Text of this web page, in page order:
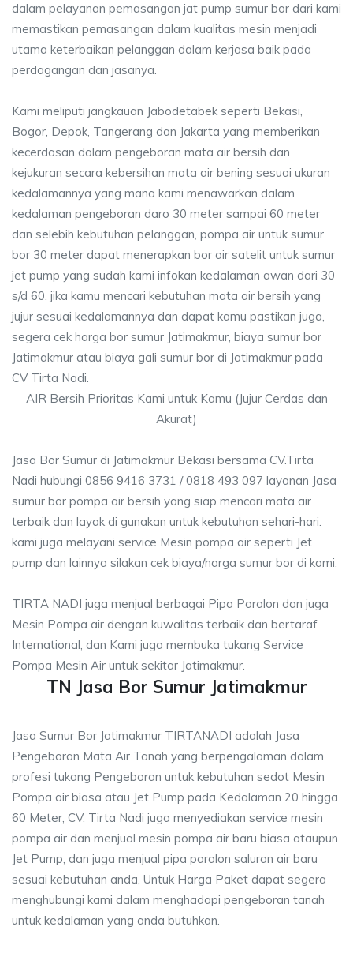
dalam pelayanan pemasangan jat pump sumur bor dari kami
memastikan pemasangan dalam kualitas mesin menjadi
utama keterbaikan pelanggan dalam kerjasa baik pada
perdagangan dan jasanya.
Kami meliputi jangkauan Jabodetabek seperti Bekasi,
Bogor, Depok, Tangerang dan Jakarta yang memberikan
kecerdasan dalam pengeboran mata air bersih dan
kejukuran secara kebersihan mata air bening sesuai ukuran
kedalamannya yang mana kami menawarkan dalam
kedalaman pengeboran daro 30 meter sampai 60 meter
dan selebih kebutuhan pelanggan, pompa air untuk sumur
bor 30 meter dapat menerapkan bor air satelit untuk sumur
jet pump yang sudah kami infokan kedalaman awan dari 30
s/d 60. jika kamu mencari kebutuhan mata air bersih yang
jujur sesuai kedalamannya dan dapat kamu pastikan juga,
segera cek harga bor sumur Jatimakmur, biaya sumur bor
Jatimakmur atau biaya gali sumur bor di Jatimakmur pada
CV Tirta Nadi.
AIR Bersih Prioritas Kami untuk Kamu (Jujur Cerdas dan
Akurat)
Jasa Bor Sumur di Jatimakmur Bekasi bersama CV.Tirta
Nadi hubungi 0856 9416 3731 / 0818 493 097 layanan Jasa
sumur bor pompa air bersih yang siap mencari mata air
terbaik dan layak di gunakan untuk kebutuhan sehari-hari.
kami juga melayani service Mesin pompa air seperti Jet
pump dan lainnya silakan cek biaya/harga sumur bor di kami.
TIRTA NADI juga menjual berbagai Pipa Paralon dan juga
Mesin Pompa air dengan kuwalitas terbaik dan bertaraf
International, dan Kami juga membuka tukang Service
Pompa Mesin Air untuk sekitar Jatimakmur.
TN Jasa Bor Sumur Jatimakmur
Jasa Sumur Bor Jatimakmur TIRTANADI adalah Jasa
Pengeboran Mata Air Tanah yang berpengalaman dalam
profesi tukang Pengeboran untuk kebutuhan sedot Mesin
Pompa air biasa atau Jet Pump pada Kedalaman 20 hingga
60 Meter, CV. Tirta Nadi juga menyediakan service mesin
pompa air dan menjual mesin pompa air baru biasa ataupun
Jet Pump, dan juga menjual pipa paralon saluran air baru
sesuai kebutuhan anda, Untuk Harga Paket dapat segera
menghubungi kami dalam menghadapi pengeboran tanah
untuk kedalaman yang anda butuhkan.